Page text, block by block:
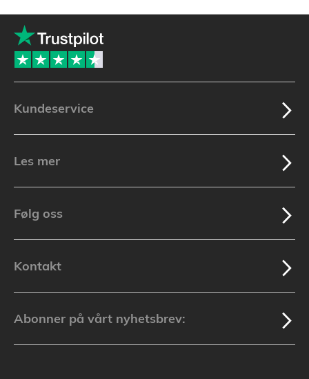
Kundeservice
Les mer
Følg oss
Kontakt
Abonner på vårt nyhetsbrev: